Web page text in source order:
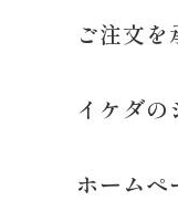
ご注文を
イケダ
ホームペ